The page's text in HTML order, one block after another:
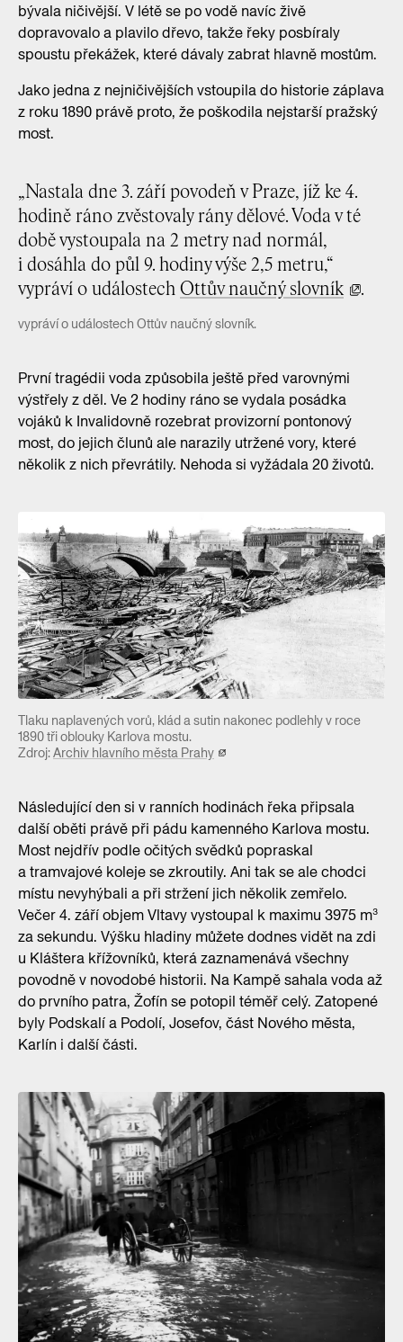
bývala ničivější. V létě se po vodě navíc živě
dopravovalo a plavilo dřevo, takže řeky posbíraly
spoustu překážek, které dávaly zabrat hlavně mostům.
Jako jedna z nejničivějších vstoupila do historie záplava
z roku 1890 právě proto, že poškodila nejstarší pražský
most.
„Nastala dne 3. září povodeň v Praze, jíž ke 4.
hodině ráno zvěstovaly rány dělové. Voda v té
době vystoupala na 2 metry nad normál,
i dosáhla do půl 9. hodiny výše 2,5 metru,“
vypráví o událostech Ottův naučný slovník .
vypráví o událostech Ottův naučný slovník.
První tragédii voda způsobila ještě před varovnými
výstřely z děl. Ve 2 hodiny ráno se vydala posádka
vojáků k Invalidovně rozebrat provizorní pontonový
most, do jejich člunů ale narazily utržené vory, které
několik z nich převrátily. Nehoda si vyžádala 20 životů.
Tlaku naplavených vorů, klád a sutin nakonec podlehly v roce
1890 tři oblouky Karlova mostu.
Zdroj:Archiv hlavního města Prahy
Následující den si v ranních hodinách řeka připsala
další oběti právě při pádu kamenného Karlova mostu.
Most nejdřív podle očitých svědků popraskal
a tramvajové koleje se zkroutily. Ani tak se ale chodci
místu nevyhýbali a při stržení jich několik zemřelo.
Večer 4. září objem Vltavy vystoupal k maximu 3975 m³
za sekundu. Výšku hladiny můžete dodnes vidět na zdi
u Kláštera křížovníků, která zaznamenává všechny
povodně v novodobé historii. Na Kampě sahala voda až
do prvního patra, Žofín se potopil téměř celý. Zatopené
byly Podskalí a Podolí, Josefov, část Nového města,
Karlín i další části.